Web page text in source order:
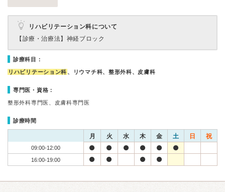
リハビリテーション科について
【診療・治療法】 神経ブロック
診療科目：
リハビリテーション科 、リウマチ科、整形外科、皮膚科
専門医・資格：
整形外科専門医、皮膚科専門医
診療時間
月 火 水 木 金 土 日 祝
09:00-12:00
16:00-19:00